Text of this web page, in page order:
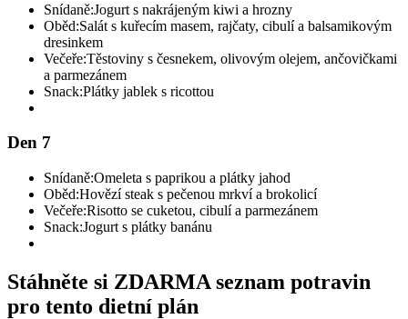
Snídaně:Jogurt s nakrájeným kiwi a hrozny
Oběd:Salát s kuřecím masem, rajčaty, cibulí a balsamikovým
dresinkem
Večeře:Těstoviny s česnekem, olivovým olejem, ančovičkami
a parmezánem
Snack:Plátky jablek s ricottou
Den 7
Snídaně:Omeleta s paprikou a plátky jahod
Oběd:Hovězí steak s pečenou mrkví a brokolicí
Večeře:Risotto se cuketou, cibulí a parmezánem
Snack:Jogurt s plátky banánu
Stáhněte si ZDARMA seznam potravin
pro tento dietní plán